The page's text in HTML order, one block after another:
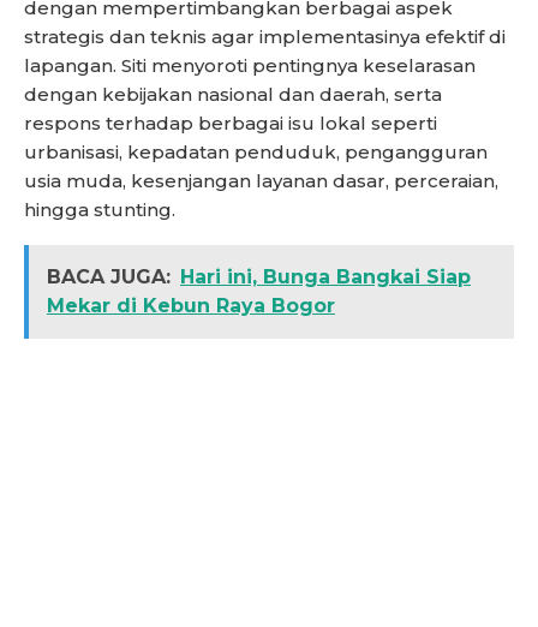
dengan mempertimbangkan berbagai aspek
strategis dan teknis agar implementasinya efektif di
lapangan. Siti menyoroti pentingnya keselarasan
dengan kebijakan nasional dan daerah, serta
respons terhadap berbagai isu lokal seperti
urbanisasi, kepadatan penduduk, pengangguran
usia muda, kesenjangan layanan dasar, perceraian,
hingga stunting.
BACA JUGA: Hari ini, Bunga Bangkai Siap
Mekar di Kebun Raya Bogor